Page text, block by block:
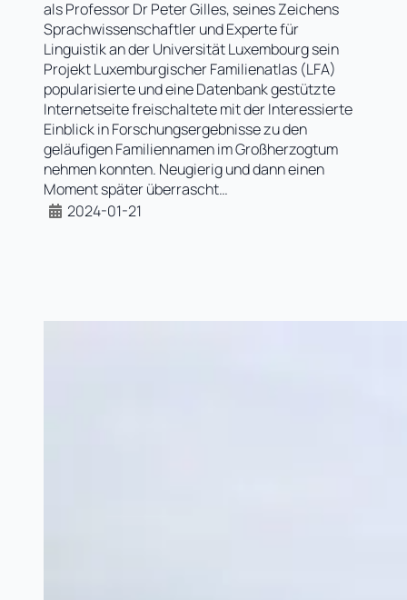
als Professor Dr Peter Gilles, seines Zeichens
Sprachwissenschaftler und Experte für
Linguistik an der Universität Luxembourg sein
Projekt Luxemburgischer Familienatlas (LFA)
popularisierte und eine Datenbank gestützte
Internetseite freischaltete mit der Interessierte
Einblick in Forschungsergebnisse zu den
geläufigen Familiennamen im Großherzogtum
nehmen konnten. Neugierig und dann einen
Moment später überrascht…
2024-01-21